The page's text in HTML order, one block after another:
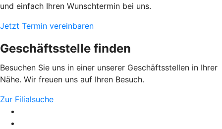
und einfach Ihren Wunschtermin bei uns.
Jetzt Termin vereinbaren
Geschäftsstelle finden
Besuchen Sie uns in einer unserer Geschäftsstellen in Ihrer
Nähe. Wir freuen uns auf Ihren Besuch.
Zur Filialsuche